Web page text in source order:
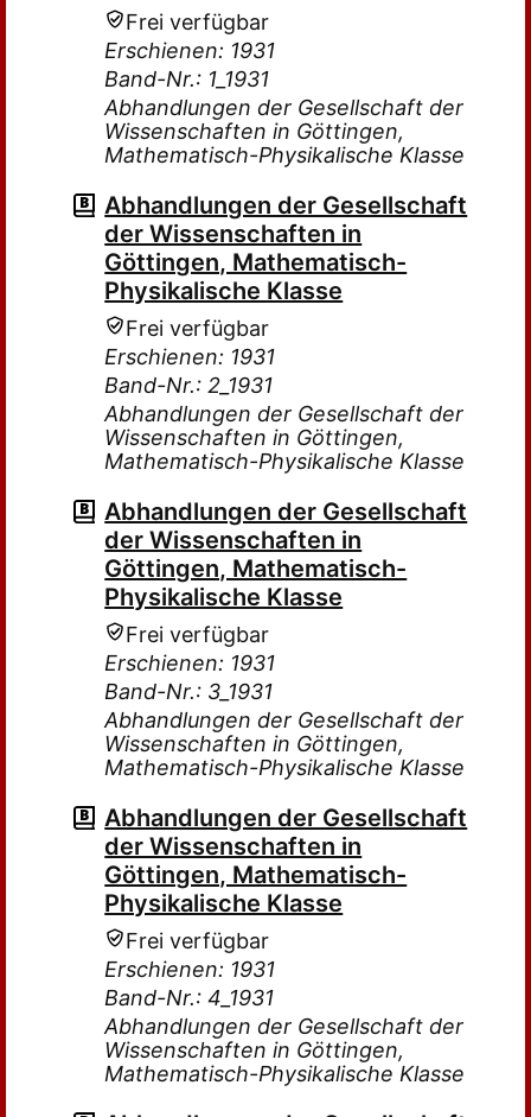
Frei verfügbar
Erschienen: 1931
Band-Nr.: 1_1931
Abhandlungen der Gesellschaft der
Wissenschaften in Göttingen,
Mathematisch-Physikalische Klasse
Abhandlungen der Gesellschaft
der Wissenschaften in
Göttingen, Mathematisch-
Physikalische Klasse
Frei verfügbar
Erschienen: 1931
Band-Nr.: 2_1931
Abhandlungen der Gesellschaft der
Wissenschaften in Göttingen,
Mathematisch-Physikalische Klasse
Abhandlungen der Gesellschaft
der Wissenschaften in
Göttingen, Mathematisch-
Physikalische Klasse
Frei verfügbar
Erschienen: 1931
Band-Nr.: 3_1931
Abhandlungen der Gesellschaft der
Wissenschaften in Göttingen,
Mathematisch-Physikalische Klasse
Abhandlungen der Gesellschaft
der Wissenschaften in
Göttingen, Mathematisch-
Physikalische Klasse
Frei verfügbar
Erschienen: 1931
Band-Nr.: 4_1931
Abhandlungen der Gesellschaft der
Wissenschaften in Göttingen,
Mathematisch-Physikalische Klasse